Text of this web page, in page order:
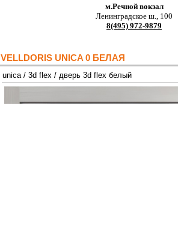
м.Речной вокзал
Ленинградское ш., 100
8(495) 972-9879
VELLDORIS UNICA 0 БЕЛАЯ
unica/ 3d flex / дверь 3d flex белый